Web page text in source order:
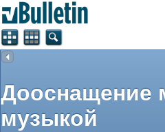
Дооснащение
музыкой